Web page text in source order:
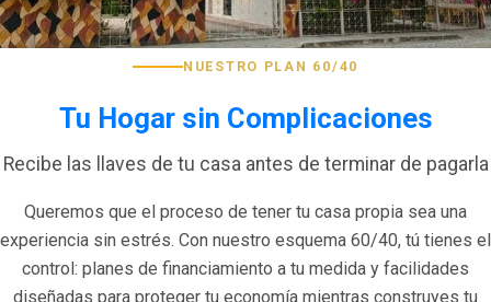
NUESTRO PLAN 60/40
Tu Hogar sin Complicaciones
Recibe las llaves de tu casa antes de terminar de pagarla
Queremos que el proceso de tener tu casa propia sea una
experiencia sin estrés. Con nuestro esquema 60/40, tú tienes el
control: planes de financiamiento a tu medida y facilidades
diseñadas para proteger tu economía mientras construyes tu